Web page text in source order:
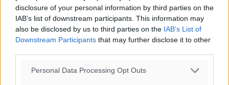
disclosure of your personal information by third parties on the
IAB’s list of downstream participants. This information may
also be disclosed by us to third parties on the IAB’s List of
Downstream Participants that may further disclose it to other
Personal Data Processing Opt Outs